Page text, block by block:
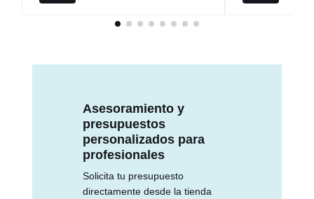
Asesoramiento y
presupuestos
personalizados para
profesionales
Solicita tu presupuesto
directamente desde la tienda